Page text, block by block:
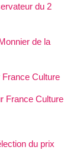
du 2
de la
Culture
France Culture
du prix